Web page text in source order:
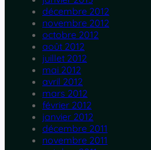
décembre 2012
novembre 2012
octobre 2012
août 2012
juillet 2012
mai 2012
avril 2012
mars 2012
février 2012
janvier 2012
décembre 2011
novembre 2011